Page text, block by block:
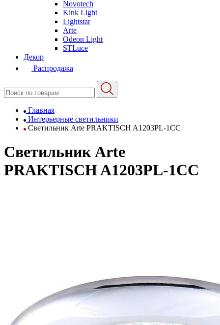
Novotech
Kink Light
Lightstar
Arte
Odeon Light
STLuce
Декор
Распродажа
Главная
Интерьерные светильники
Светильник Arte PRAKTISCH A1203PL-1CC
Светильник Arte
PRAKTISCH A1203PL-1CC